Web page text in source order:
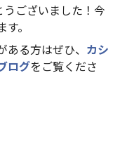
うございました！今
。
る方はぜひ、 カシ
ログをご覧くださ